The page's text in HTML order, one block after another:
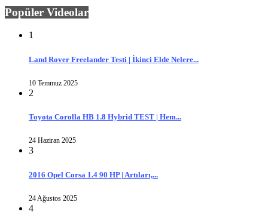
Popüler Videolar
1
Land Rover Freelander Testi | İkinci Elde Nelere...
10 Temmuz 2025
2
Toyota Corolla HB 1.8 Hybrid TEST | Hem...
24 Haziran 2025
3
2016 Opel Corsa 1.4 90 HP | Artıları,...
24 Ağustos 2025
4